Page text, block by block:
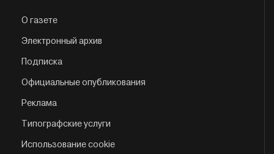
О газете
Электронный архив
Подписка
Официальные опубликования
Реклама
Типографские услуги
Использование cookie